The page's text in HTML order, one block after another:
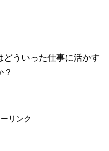
ういった仕事に活かす
リンク